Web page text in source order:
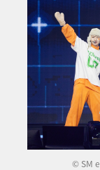
© SM